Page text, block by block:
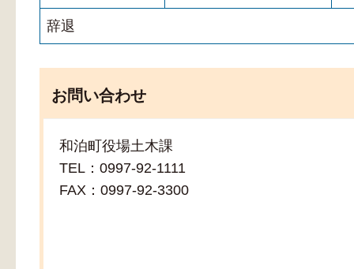
辞退
お問い合わせ
和泊町役場土木課
TEL：0997-92-1111
FAX：0997-92-3300